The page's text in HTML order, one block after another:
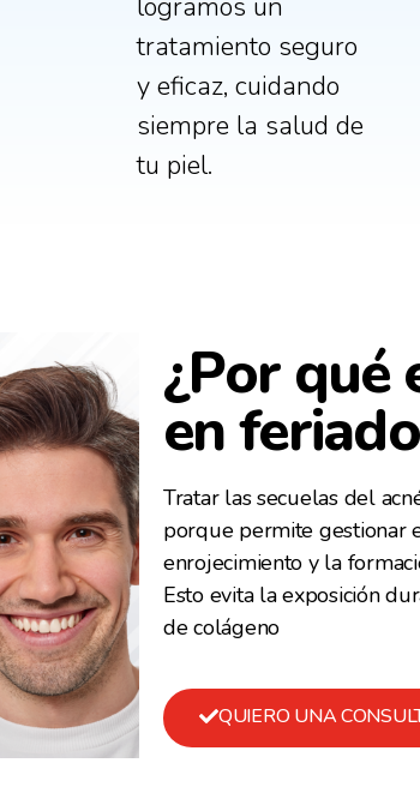
logramos un
tratamiento seguro
y eficaz, cuidando
siempre la salud de
tu piel.
¿Por qué
en
Tratar las secuelas del
porque permite gestionar
enrojecimiento y la
Esto evita la exposición
de colágeno
QUIERO UNA